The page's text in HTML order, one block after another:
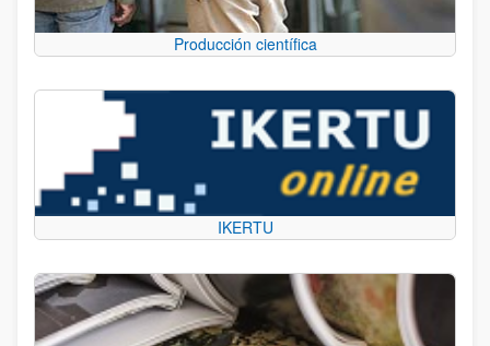
Producción científica
IKERTU